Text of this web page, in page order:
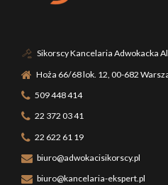
Sikorscy Kancelaria Adwokacka
Hoża 66/68 lok. 12, 00-682
509 448 414
22 372 03 41
22 622 61 19
biuro@adwokacisikorscy.pl
biuro@kancelaria-ekspert.pl